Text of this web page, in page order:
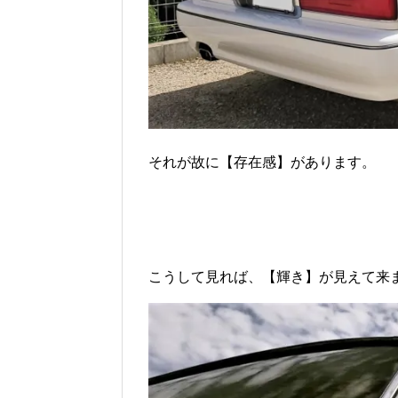
それが故に【存在感】があります。
こうして見れば、【輝き】が見えて来